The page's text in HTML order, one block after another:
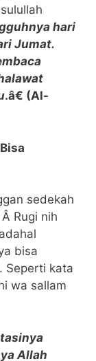
hari
Jumat.
.â€ (Al-
sedekah
Rugi nih
bisa
Seperti kata
wa sallam
Allah